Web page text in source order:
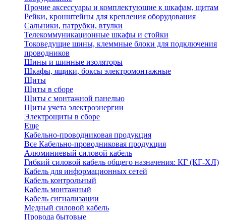
Прочие аксессуары и комплектующие к шкафам, щитам
Рейки, кронштейны для крепления оборудования
Сальники, патрубки, втулки
Телекоммуникационные шкафы и стойки
Токоведущие шины, клеммные блоки для подключения
проводников
Шины и шинные изоляторы
Шкафы, ящики, боксы электромонтажные
Щиты
Щиты в сборе
Щиты с монтажной панелью
Щиты учета электроэнергии
Электрощиты в сборе
Еще
Кабельно-проводниковая продукция
Все Кабельно-проводниковая продукция
Алюминиевый силовой кабель
Гибкий силовой кабель общего назначения: КГ (КГ-ХЛ)
Кабель для информационных сетей
Кабель контрольный
Кабель монтажный
Кабель сигнализации
Медный силовой кабель
Провода бытовые